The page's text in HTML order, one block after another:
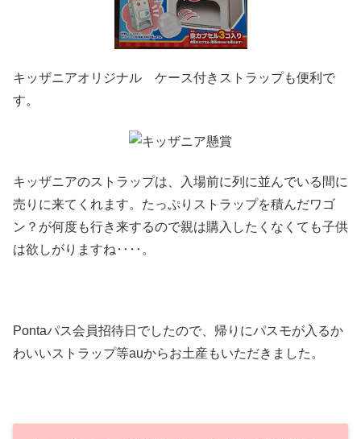
キッザニアオリジナル ケース付きストラップも便利で
す。
キッザニアのストラップは、入場前に列に並んでいる間に
売りに来てくれます。たっぷりストラップを積んだワゴ
ン？が何度も行き来するので親は購入したくなくても子供
は欲しがりますね‥‥。
Pontaパス会員招待日でしたので、帰りにパスモが入るか
わいいストラップ等auからお土産もいただきました。